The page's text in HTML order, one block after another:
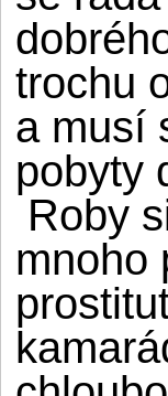
trochu
a musí
pobyty
Roby
mnoho